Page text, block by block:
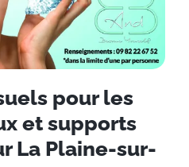
pour les
et supports
La Plaine-sur-